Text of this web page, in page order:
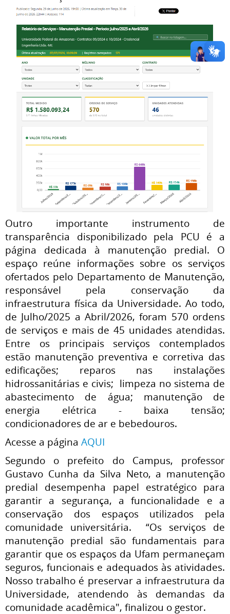
Outro importante instrumento de
transparência disponibilizado pela PCU é a
página dedicada à manutenção predial. O
espaço reúne informações sobre os serviços
ofertados pelo Departamento de Manutenção,
responsável pela conservação da
infraestrutura física da Universidade. Ao todo,
de Julho/2025 a Abril/2026, foram 570 ordens
de serviços e mais de 45 unidades atendidas.
Entre os principais serviços contemplados
estão manutenção preventiva e corretiva das
edificações; reparos nas instalações
hidrossanitárias e civis; limpeza no sistema de
abastecimento de água; manutenção de
energia elétrica - baixa tensão;
condicionadores de ar e bebedouros.
Acesse a página AQUI
Segundo o prefeito do Campus, professor
Gustavo Cunha da Silva Neto, a manutenção
predial desempenha papel estratégico para
garantir a segurança, a funcionalidade e a
conservação dos espaços utilizados pela
comunidade universitária. “Os serviços de
manutenção predial são fundamentais para
garantir que os espaços da Ufam permaneçam
seguros, funcionais e adequados às atividades.
Nosso trabalho é preservar a infraestrutura da
Universidade, atendendo às demandas da
comunidade acadêmica", finalizou o gestor.